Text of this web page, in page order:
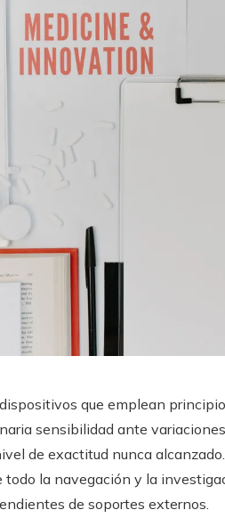
que emplean
sensibilidad ante
de exactitud nunca
la navegación y la
de soportes externos.